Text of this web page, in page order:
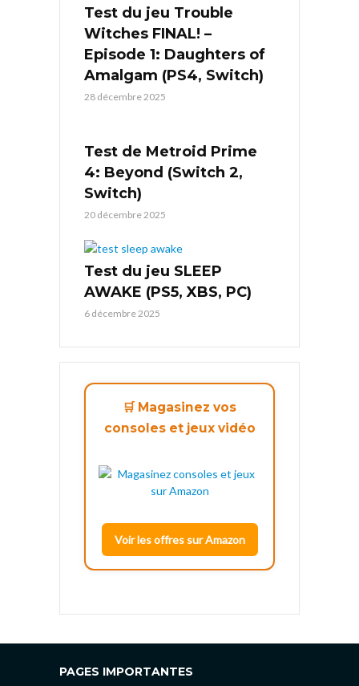
Test du jeu Trouble
Witches FINAL! –
Episode 1: Daughters of
Amalgam (PS4, Switch)
28 décembre 2025
Test de Metroid Prime
4: Beyond (Switch 2,
Switch)
20 décembre 2025
Test du jeu SLEEP
AWAKE (PS5, XBS, PC)
6 décembre 2025
🛒 Magasinez vos
consoles et jeux vidéo
Voir les offres sur Amazon
PAGES IMPORTANTES